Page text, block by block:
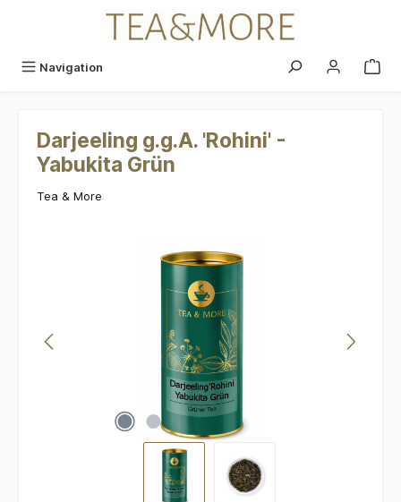
Navigation
Darjeeling g.g.A. 'Rohini' -
Yabukita Grün
Tea & More
Bildergalerie überspringen